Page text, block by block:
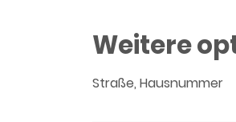
Weitere
Straße, Hausnummer